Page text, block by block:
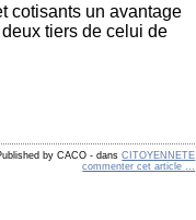
cotisants un avantage
tiers de celui de
by CACO - dansCITOYENNETE
commenter cet article